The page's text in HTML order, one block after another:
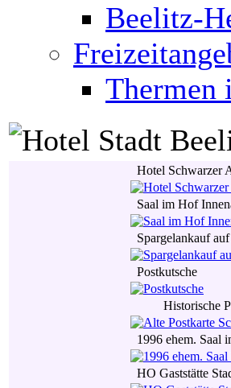
Beelitz-
Thermen
Hotel Schwarzer
Saal im Hof
Spargelankauf
Postkutsche
Historische
1996 ehem. Saal
HO Gaststätte